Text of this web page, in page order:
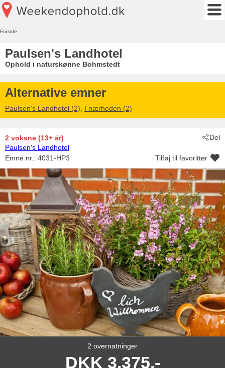
Forside
Paulsen's Landhotel
Ophold i naturskønne Bohmstedt
Alternative emner
Paulsen's Landhotel (2) I nærheden (2)
Del
2 voksne (13+ år)
Paulsen's Landhotel
Emne nr.: 4031-HP3 Tilføj til favoritter
2 overnatninger
DKK 3.375,-